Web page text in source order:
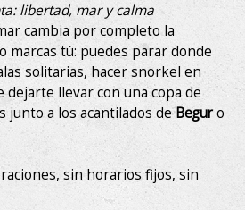
libertad, mar y calma
cambia por completo la
marcas tú: puedes parar donde
solitarias, hacer snorkel en
dejarte llevar con una copa de
junto a los acantilados deBeguro
sin horarios fijos, sin
Siempre activas
propias para recopilar
de mejorar nuestros servicios.
supone la aceptación de la
El usuario tiene la posibilidad
pudiendo, si así lo desea,
en su disco duro, aunque
que dicha acción podrá ocasionar
de la página web.